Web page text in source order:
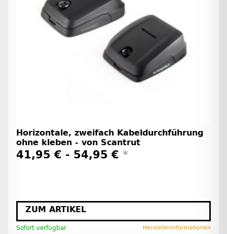
Horizontale, zweifach Kabeldurchführung
ohne kleben - von Scantrut
41,95 € - 54,95 € *
ZUM ARTIKEL
Sofort verfügbar Herstellerinformationen